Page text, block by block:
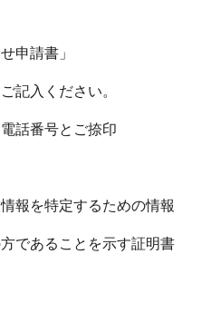
申請書」
記入ください。
話番号とご捺印
報を特定するための情報
であることを示す証明書